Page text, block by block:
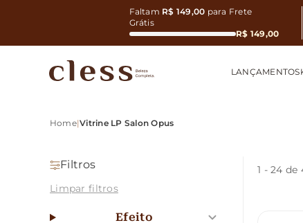
Faltam R$ 149,00 para Frete
Grátis
R$ 149,00
LANÇAMENTOS
Home|Vitrine LP Salon Opus
Filtros
Limpar filtros
Efeito
1 -24 de